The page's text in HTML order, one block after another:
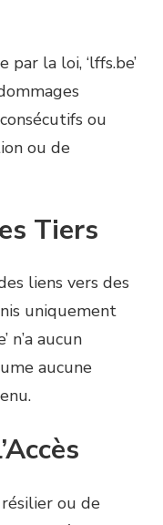
la loi, ‘lffs.be’
ou
ou de
Tiers
liens vers des
uniquement
n’a aucun
aucune
résilier ou de